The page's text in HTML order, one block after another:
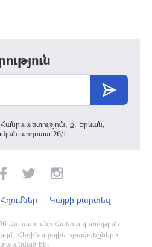
ք. Երևան,
պողոտա 26/1
Հղումներ Կայքի քարտեզ
Հայաստանի Հանրապետության
Հեղինակային իրավունքները
են: